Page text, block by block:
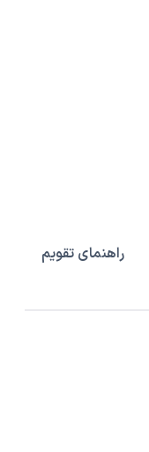
راهنمای تقویم